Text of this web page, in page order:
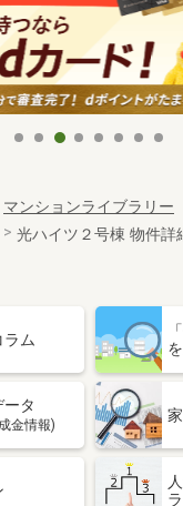
マンションライブラリー
光ハイツ２号棟 物件詳
ラム
タ
金情報)